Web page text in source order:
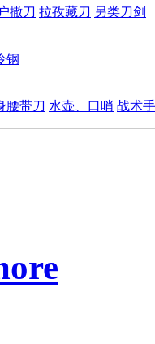
户撒刀 拉孜藏刀 另类刀剑
钢
腰带刀 水壶、口哨 战术